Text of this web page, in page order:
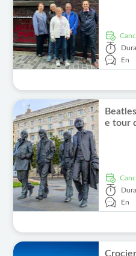
En
e tour
En